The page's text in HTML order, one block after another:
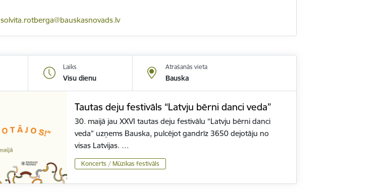
E-pasts:
solvita.rotberga@bauskasnovads.lv
Laiks
Visu dienu
Atrašanās vieta
Bauska
Tautas deju festivāls “Latvju bērni danci veda”
30. maijā jau XXVI tautas deju festivālu “Latvju bērni danci
veda” uzņems Bauska, pulcējot gandrīz 3650 dejotāju no
visas Latvijas. …
Koncerts / Mūzikas festivāls